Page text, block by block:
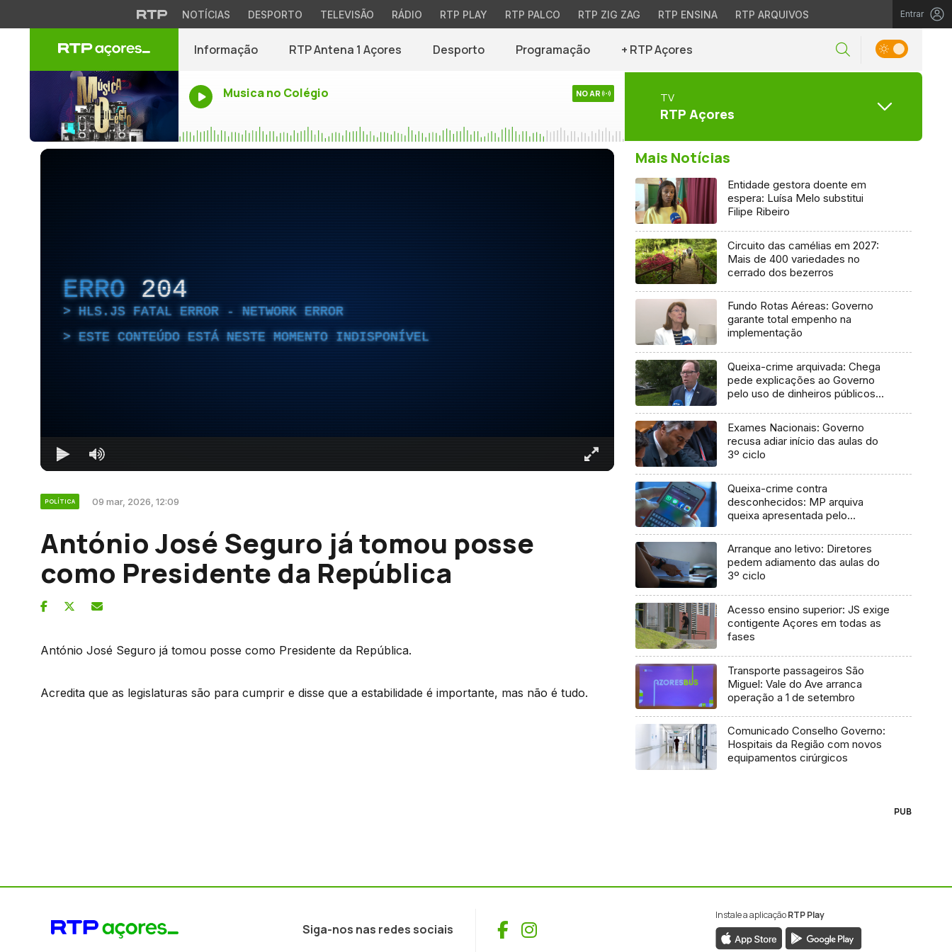
NOTÍCIAS DESPORTO TELEVISÃO RÁDIO RTP PLAY RTP PALCO RTP ZIG ZAG RTP ENSINA RTP ARQUIVOS Entrar
Informação RTP Antena 1 Açores Desporto Programação + RTP Açores
Musica no Colégio NO AR TV
RTP Açores
ERRO 204
HLS.JS FATAL ERROR - NETWORK ERROR
ESTE CONTEÚDO ESTÁ NESTE MOMENTO INDISPONÍVEL
POLÍTICA 09 mar, 2026, 12:09
António José Seguro já tomou posse
como Presidente da República
António José Seguro já tomou posse como Presidente da República.
Acredita que as legislaturas são para cumprir e disse que a estabilidade é importante, mas não é tudo.
Mais Notícias
Entidade gestora doente em
espera: Luísa Melo substitui
Filipe Ribeiro
Circuito das camélias em 2027:
Mais de 400 variedades no
cerrado dos bezerros
Fundo Rotas Aéreas: Governo
garante total empenho na
implementação
Queixa-crime arquivada: Chega
pede explicações ao Governo
pelo uso de dinheiros públicos
Exames Nacionais: Governo
recusa adiar início das aulas do
3º ciclo
Queixa-crime contra
desconhecidos: MP arquiva
queixa apresentada pelo
Arranque ano letivo: Diretores
pedem adiamento das aulas do
3º ciclo
Acesso ensino superior: JS exige
contigente Açores em todas as
fases
Transporte passageiros São
Miguel: Vale do Ave arranca
operação a 1 de setembro
Comunicado Conselho Governo:
Hospitais da Região com novos
equipamentos cirúrgicos
PUB
Siga-nos nas redes sociais Facebook
Instagram
Instale a aplicaçãoRTP Play